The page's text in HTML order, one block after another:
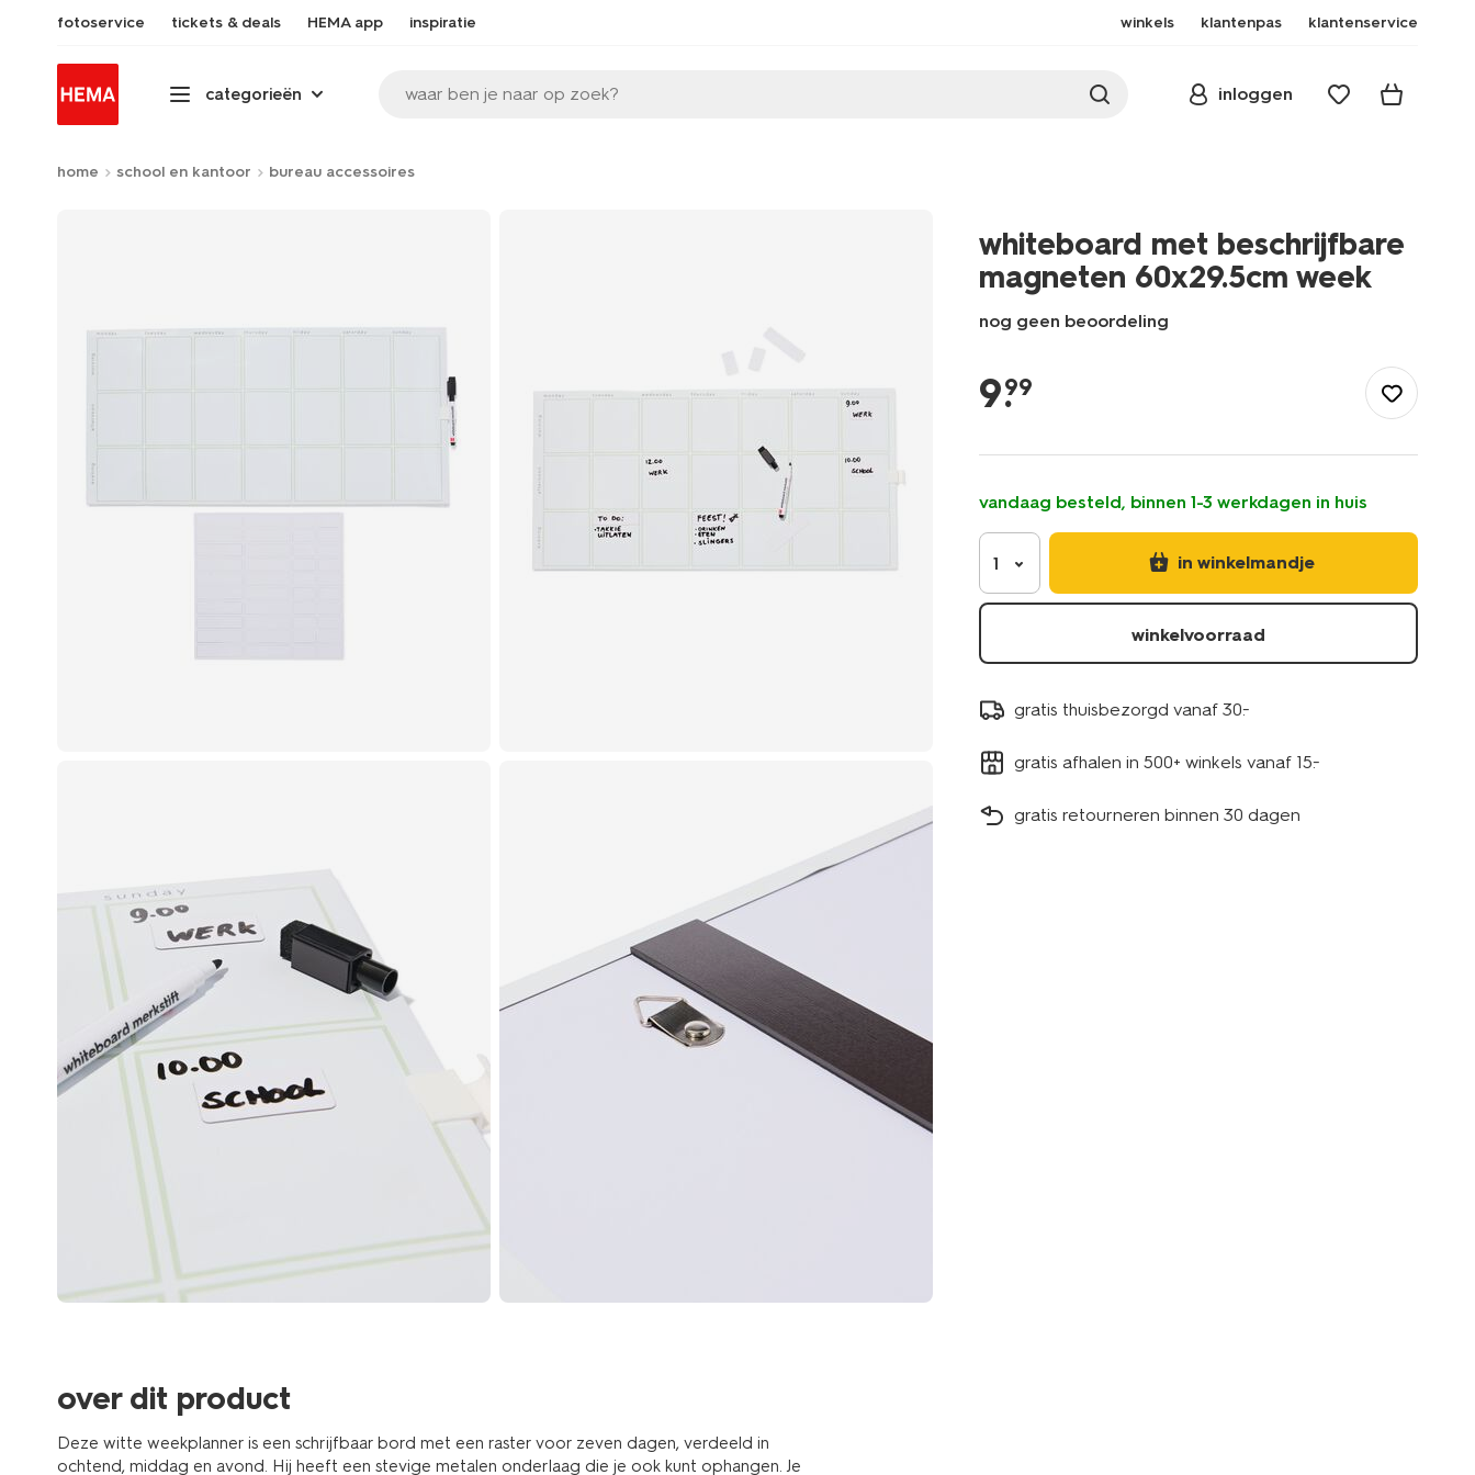
fotoservice tickets & deals HEMA app inspiratie winkels klantenpas klantenservice
categorieën waar ben je naar op zoek? inloggen
home school en kantoor bureau accessoires
over dit product
Deze witte weekplanner is een schrijfbaar bord met een raster voor zeven dagen, verdeeld in
ochtend, middag en avond. Hij heeft een stevige metalen onderlaag die je ook kunt ophangen. Je
whiteboard met beschrijfbare
magneten 60x29.5cm week
nog geen beoordeling
accessoires/whiteboard-
week-
14803971.html
9.
99
vandaag besteld, binnen 1-3 werkdagen in huis
1 in winkelmandje
winkelvoorraad
gratis thuisbezorgd vanaf 30.-
gratis afhalen in 500+ winkels vanaf 15.-
gratis retourneren binnen 30 dagen